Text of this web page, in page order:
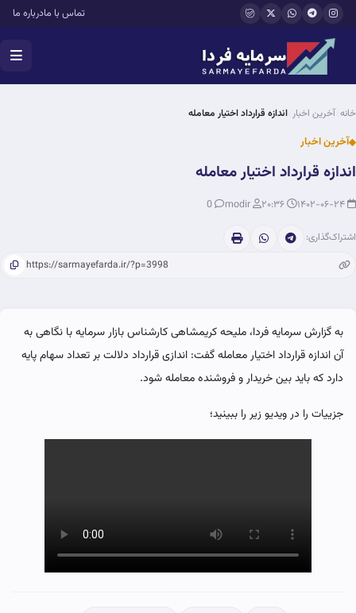
رفتن به محتوای اصلی تماس با مادرباره ما
خانه آخرین اخبار اندازه قرارداد اختیار معامله
آخرین اخبار
اندازه قرارداد اختیار معامله
اشتراک‌گذاری:
به گزارش سرمایه فردا، ملیحه کریمشاهی کارشناس بازار سرمایه با نگاهی به
آن اندازه قرارداد اختیار معامله گفت: اندازی قرارداد دلالت بر تعداد سهام پایه
دارد که باید بین خریدار و فروشنده معامله شود.
جزییات را در ویدیو زیر را ببینید؛